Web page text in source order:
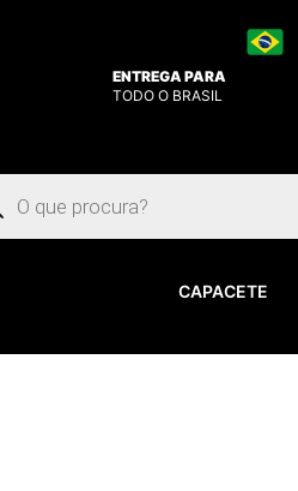
ENTREGA PARA
TODO O BRASIL
CAPACETE